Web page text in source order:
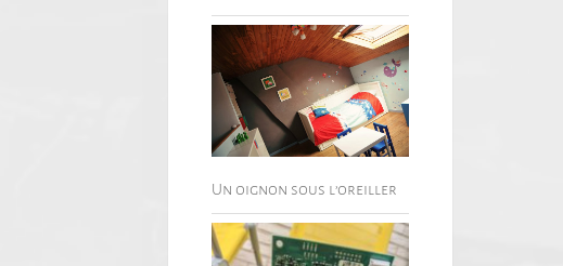
Un oignon sous l’oreiller